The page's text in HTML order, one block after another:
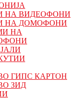
НА ВИДЕОФОНИ
НА ДОМОФОНИ
НА
ГИПС КАРТОН
ЗИД